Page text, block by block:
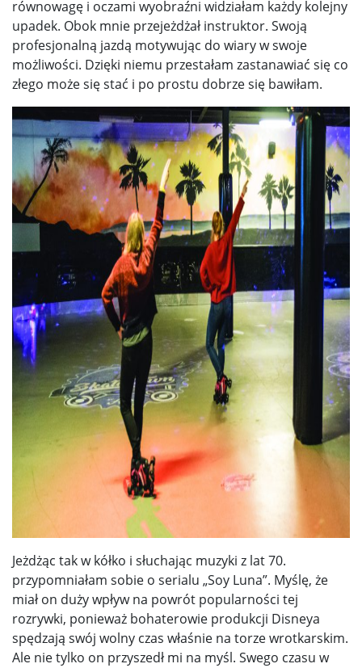
równowagę i oczami wyobraźni widziałam każdy kolejny
upadek. Obok mnie przejeżdżał instruktor. Swoją
profesjonalną jazdą motywując do wiary w swoje
możliwości. Dzięki niemu przestałam zastanawiać się co
złego może się stać i po prostu dobrze się bawiłam.
Jeżdżąc tak w kółko i słuchając muzyki z lat 70.
przypomniałam sobie o serialu „Soy Luna”. Myślę, że
miał on duży wpływ na powrót popularności tej
rozrywki, ponieważ bohaterowie produkcji Disneya
spędzają swój wolny czas właśnie na torze wrotkarskim.
Ale nie tylko on przyszedł mi na myśl. Swego czasu w